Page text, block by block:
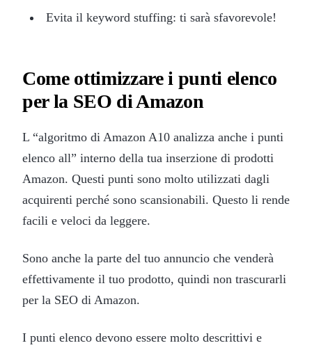
Evita il keyword stuffing: ti sarà sfavorevole!
Come ottimizzare i punti elenco
per la SEO di Amazon
L “algoritmo di Amazon A10 analizza anche i punti
elenco all” interno della tua inserzione di prodotti
Amazon. Questi punti sono molto utilizzati dagli
acquirenti perché sono scansionabili. Questo li rende
facili e veloci da leggere.
Sono anche la parte del tuo annuncio che venderà
effettivamente il tuo prodotto, quindi non trascurarli
per la SEO di Amazon.
I punti elenco devono essere molto descrittivi e